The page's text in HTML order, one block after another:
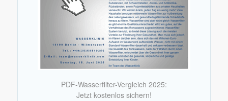
PDF-Wasserfilter-Vergleich 2025:
Jetzt kostenlos sichern!